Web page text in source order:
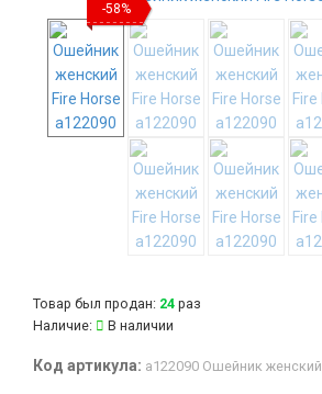
-58%
Товар был продан: 24 раз
Наличие:
В наличии
Код артикула: а122090 Ошейник женский